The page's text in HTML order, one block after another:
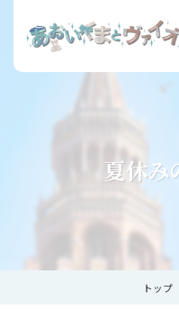
夏休み
トップ